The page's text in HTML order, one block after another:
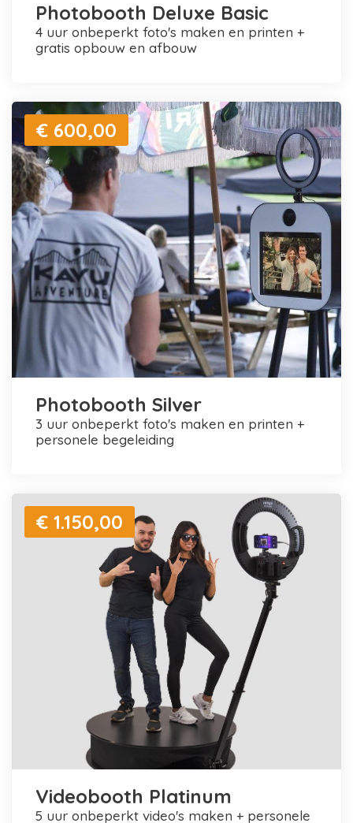
Photobooth Deluxe Basic
4 uur onbeperkt foto's maken en printen +
gratis opbouw en afbouw
€ 600,00
Photobooth Silver
3 uur onbeperkt foto's maken en printen +
personele begeleiding
€ 1.150,00
Videobooth Platinum
5 uur onbeperkt video's maken + personele